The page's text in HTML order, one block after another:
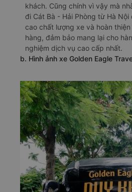
khách. Cũng chính vì vậy mà
đi Cát Bà - Hải Phòng từ Hà
cao chất lượng xe và hoàn
hàng, đảm bảo mang lại cho
nghiệm dịch vụ cao cấp nhất.
b. Hình ảnh xe Golden Eagle